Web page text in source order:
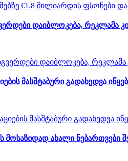
დაიბლოკება, რეკლამა
მასშტაბური გადახედვა
მოსაზიდად ახალი ნებართვები